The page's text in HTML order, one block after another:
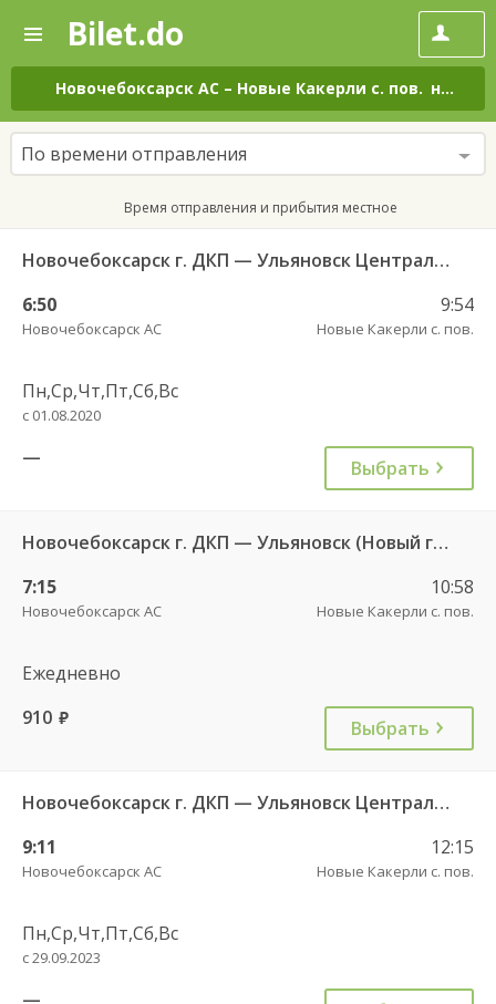
—
Поиск
и
покупка
билетов
на
автобус
онлайн
Bilet.do
Новочебоксарск АС – Новые Какерли с. пов. на все дни
По времени отправления
Время отправления и прибытия местное
Новочебоксарск г. ДКП — Ульяновск Центральный АВ 695
6:50
Новочебоксарск АС
9:54
Новые Какерли с. пов.
Пн,Ср,Чт,Пт,Сб,Вс
с 01.08.2020
— Выбрать
Новочебоксарск г. ДКП — Ульяновск (Новый город) 1156
7:15
Новочебоксарск АС
10:58
Новые Какерли с. пов.
Ежедневно
910 руб. Выбрать
Новочебоксарск г. ДКП — Ульяновск Центральный АВ 695
9:11
Новочебоксарск АС
12:15
Новые Какерли с. пов.
Пн,Ср,Чт,Пт,Сб,Вс
с 29.09.2023